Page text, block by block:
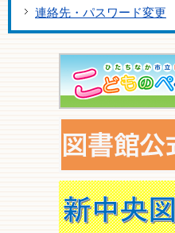
連絡先・パスワード変更